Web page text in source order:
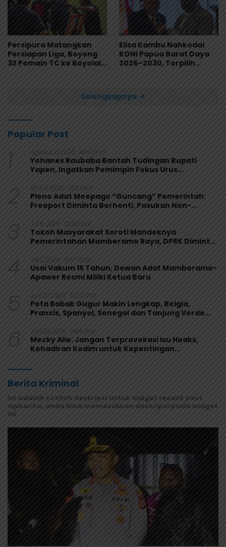
Persipura Matangkan
Persiapan Liga, Boyong
32 Pemain TC ke Boyolali
Elisa Kambu Nahkodai
KONI Papua Barat Daya
2026–2030, Terpilih
Selengkapnya
Popular Post
1 Agustus 6, 2026 1406 Lihat
Yohanes Raubaba Bantah Tudingan Bupati
Yapen, Ingatkan Pemimpin Fokus Urus
2 April 9, 2026 1351 Lihat
Pleno Adat Meepago “Guncang” Pemerintah:
Freeport Diminta Berhenti, Pasukan Non-
3 Juli 6, 2026 1238 Lihat
Tokoh Masyarakat Soroti Mandeknya
Pemerintahan Mamberamo Raya, DPRK Diminta
4 Juli 2, 2026 1067 Lihat
Usai Vakum 15 Tahun, Dewan Adat Mamberamo-
Apawer Resmi Miliki Ketua Baru
5 Juni 27, 2026 1023 Lihat
Peta Babak Gugur Makin Lengkap, Belgia,
Prancis, Spanyol, Senegal dan Tanjung Verde
6 Juni 29, 2026 984 Lihat
Mecky Alle: Jangan Terprovokasi Isu Hoaks,
Kehadiran Kodim untuk Kepentingan
Berita Kriminal
Ini adalah contoh deskripsi untuk widget recent post
wpberita, anda bisa memasukkan deskripsi pada widget
ini.